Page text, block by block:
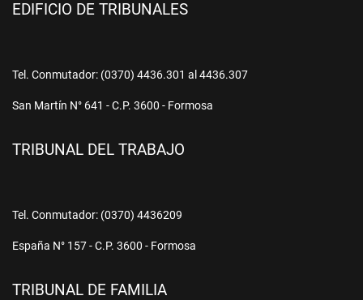
EDIFICIO DE TRIBUNALES
Tel. Conmutador: (0370) 4436.301 al 4436.307
San Martín N° 641 - C.P. 3600 - Formosa
TRIBUNAL DEL TRABAJO
Tel. Conmutador: (0370) 4436209
España N° 157 - C.P. 3600 - Formosa
TRIBUNAL DE FAMILIA